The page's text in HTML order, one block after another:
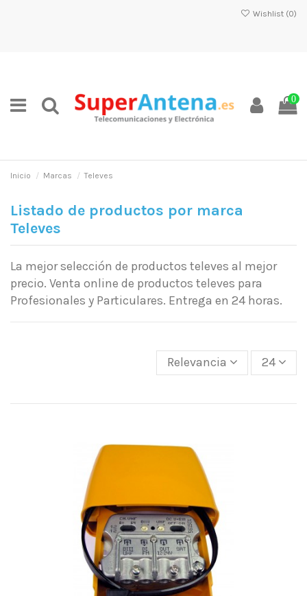
Wishlist (0)
0
Inicio Marcas Televes
Listado de productos por marca
Televes
La mejor selección de productos televes al mejor
precio. Venta online de productos televes para
Profesionales y Particulares. Entrega en 24 horas.
Relevancia 24